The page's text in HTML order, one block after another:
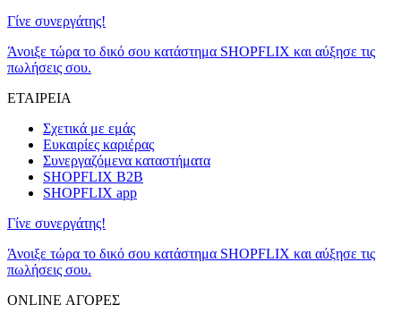
Γίνε συνεργάτης!
Άνοιξε τώρα το δικό σου κατάστημα SHOPFLIX και αύξησε τις
πωλήσεις σου.
ΕΤΑΙΡΕΙΑ
Σχετικά με εμάς
Ευκαιρίες καριέρας
Συνεργαζόμενα καταστήματα
SHOPFLIX B2B
SHOPFLIX app
Γίνε συνεργάτης!
Άνοιξε τώρα το δικό σου κατάστημα SHOPFLIX και αύξησε τις
πωλήσεις σου.
ONLINE ΑΓΟΡΕΣ